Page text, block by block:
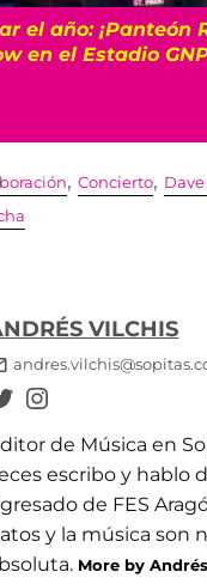
el año: ¡Panteón
en el Estadio
,Concierto,
VILCHIS
de Música en
escribo y hablo
de FES
y la música son
More by